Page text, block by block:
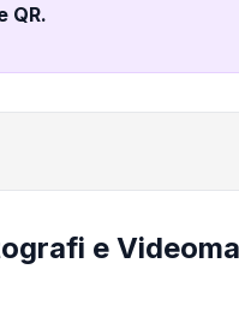
QR.
e